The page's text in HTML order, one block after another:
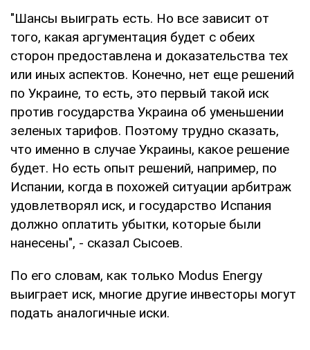
"Шансы выиграть есть. Но все зависит от
того, какая аргументация будет с обеих
сторон предоставлена и доказательства тех
или иных аспектов. Конечно, нет еще решений
по Украине, то есть, это первый такой иск
против государства Украина об уменьшении
зеленых тарифов. Поэтому трудно сказать,
что именно в случае Украины, какое решение
будет. Но есть опыт решений, например, по
Испании, когда в похожей ситуации арбитраж
удовлетворял иск, и государство Испания
должно оплатить убытки, которые были
нанесены", - сказал Сысоев.
По его словам, как только Modus Energy
выиграет иск, многие другие инвесторы могут
подать аналогичные иски.